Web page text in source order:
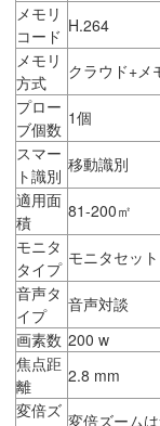
メモリ
コード H.264
メモリ
方式
クラウド+メ
プロー
ブ個数
1個
スマー
ト識別
移動識別
適用面
積
81-200㎡
モニタ
タイプ
モニタセット
音声タ
イプ
音声対談
画素数 200 w
焦点距
離
2.8 mm
変倍ズ 変倍ズーム